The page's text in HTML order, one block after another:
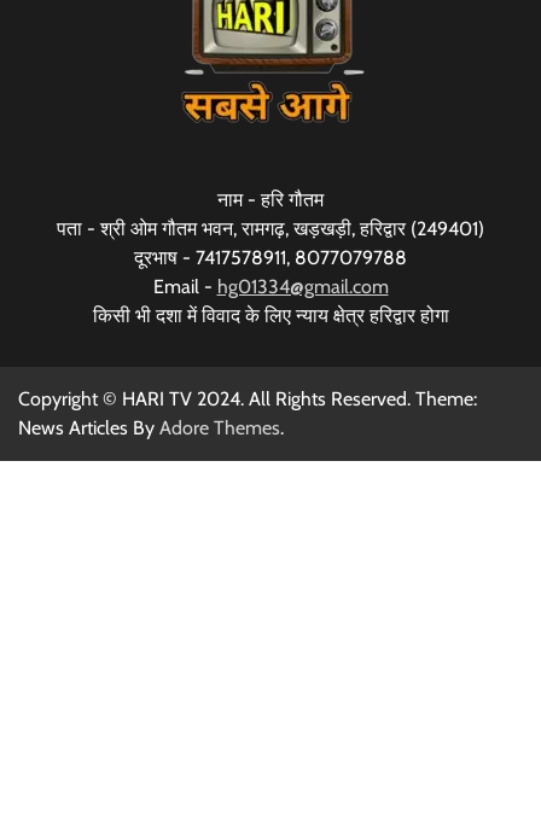
नाम - हरि गौतम
पता - श्री ओम गौतम भवन, रामगढ़, खड़खड़ी, हरिद्वार (249401)
दूरभाष - 7417578911, 8077079788
Email - hg01334@gmail.com
किसी भी दशा में विवाद के लिए न्याय क्षेत्र हरिद्वार होगा
Copyright © HARI TV 2024. All Rights Reserved. Theme:
News Articles By Adore Themes.